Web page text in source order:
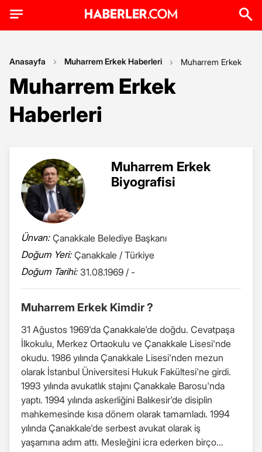
Anasayfa Muharrem Erkek Haberleri Muharrem Erkek
Muharrem Erkek
Haberleri
Muharrem Erkek
Biyografisi
Ünvan: Çanakkale Belediye Başkanı
Doğum Yeri: Çanakkale / Türkiye
Doğum Tarihi: 31.08.1969 / -
Muharrem Erkek Kimdir ?
31 Ağustos 1969'da Çanakkale'de doğdu. Cevatpaşa
İlkokulu, Merkez Ortaokulu ve Çanakkale Lisesi'nde
okudu. 1986 yılında Çanakkale Lisesi'nden mezun
olarak İstanbul Üniversitesi Hukuk Fakültesi'ne girdi.
1993 yılında avukatlık stajını Çanakkale Barosu'nda
yaptı. 1994 yılında askerliğini Balıkesir'de disiplin
mahkemesinde kısa dönem olarak tamamladı. 1994
yılında Çanakkale'de serbest avukat olarak iş
yaşamına adım attı. Mesleğini icra ederken birço...